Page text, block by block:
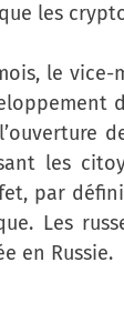
les
le vice-
les
par
Les
en Russie.